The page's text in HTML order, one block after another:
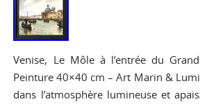
Venise, Le Môle à l’entrée du
Peinture 40×40 cm – Art Marin &
dans l’atmosphère lumineuse et